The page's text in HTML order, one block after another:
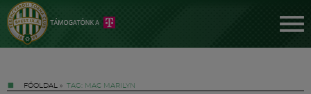
FŐOLDAL » TAG: MAC MARILYN